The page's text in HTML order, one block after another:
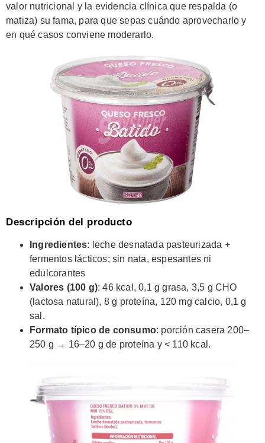
valor nutricional y la evidencia clínica que respalda (o
matiza) su fama, para que sepas cuándo aprovecharlo y
en qué casos conviene moderarlo.
Descripción del producto
Ingredientes: leche desnatada pasteurizada +
fermentos lácticos; sin nata, espesantes ni
edulcorantes
Valores (100 g): 46 kcal, 0,1 g grasa, 3,5 g CHO
(lactosa natural), 8 g proteína, 120 mg calcio, 0,1 g
sal.
Formato típico de consumo: porción casera 200–
250 g → 16–20 g de proteína y < 110 kcal.